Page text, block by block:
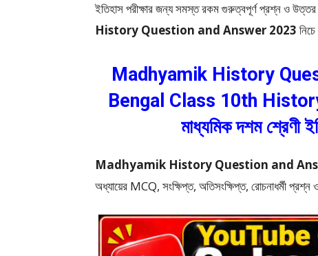
ইতিহাস পরীক্ষার জন্য সমস্ত রকম গুরুত্বপূর্ণ প্রশ্ন ও উত্তর
History Question and Answer 2023
Madhyamik History
Bengal Class 10th
মাধ্যমিক দশম
Madhyamik History Question and Answer
অধ্যায়ের MCQ, সংক্ষিপ্ত, অতিসংক্ষিপ্ত, রোচনাধর্মী